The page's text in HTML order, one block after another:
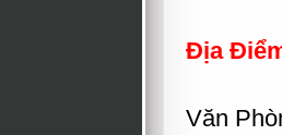
Địa
Văn